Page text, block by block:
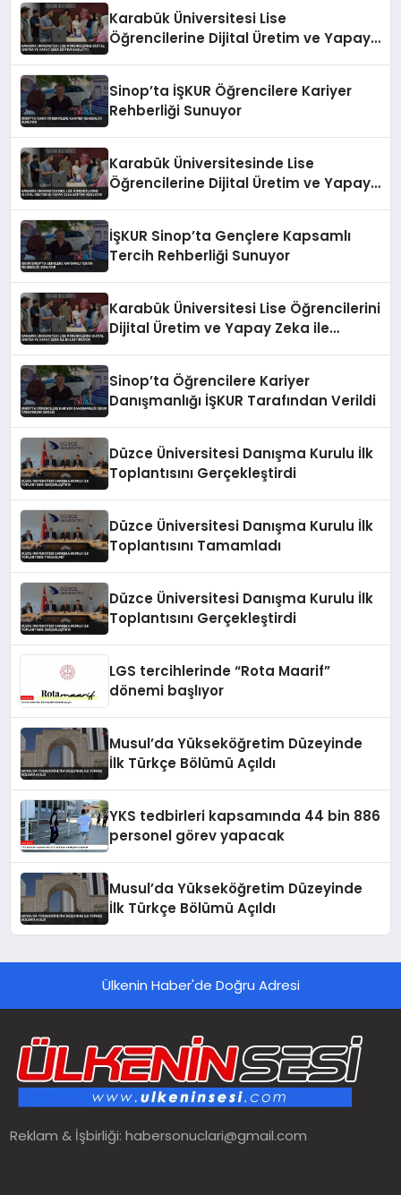
Karabük Üniversitesi Lise
Öğrencilerine Dijital Üretim ve Yapay
Sinop’ta İŞKUR Öğrencilere Kariyer
Rehberliği Sunuyor
Karabük Üniversitesinde Lise
Öğrencilerine Dijital Üretim ve Yapay
İŞKUR Sinop’ta Gençlere Kapsamlı
Tercih Rehberliği Sunuyor
Karabük Üniversitesi Lise Öğrencilerini
Dijital Üretim ve Yapay Zeka ile
Sinop’ta Öğrencilere Kariyer
Danışmanlığı İŞKUR Tarafından Verildi
Düzce Üniversitesi Danışma Kurulu İlk
Toplantısını Gerçekleştirdi
Düzce Üniversitesi Danışma Kurulu İlk
Toplantısını Tamamladı
Düzce Üniversitesi Danışma Kurulu İlk
Toplantısını Gerçekleştirdi
LGS tercihlerinde “Rota Maarif”
dönemi başlıyor
Musul’da Yükseköğretim Düzeyinde
İlk Türkçe Bölümü Açıldı
YKS tedbirleri kapsamında 44 bin 886
personel görev yapacak
Musul’da Yükseköğretim Düzeyinde
İlk Türkçe Bölümü Açıldı
Ülkenin Haber'de Doğru Adresi
Reklam & İşbirliği:habersonuclari@gmail.com